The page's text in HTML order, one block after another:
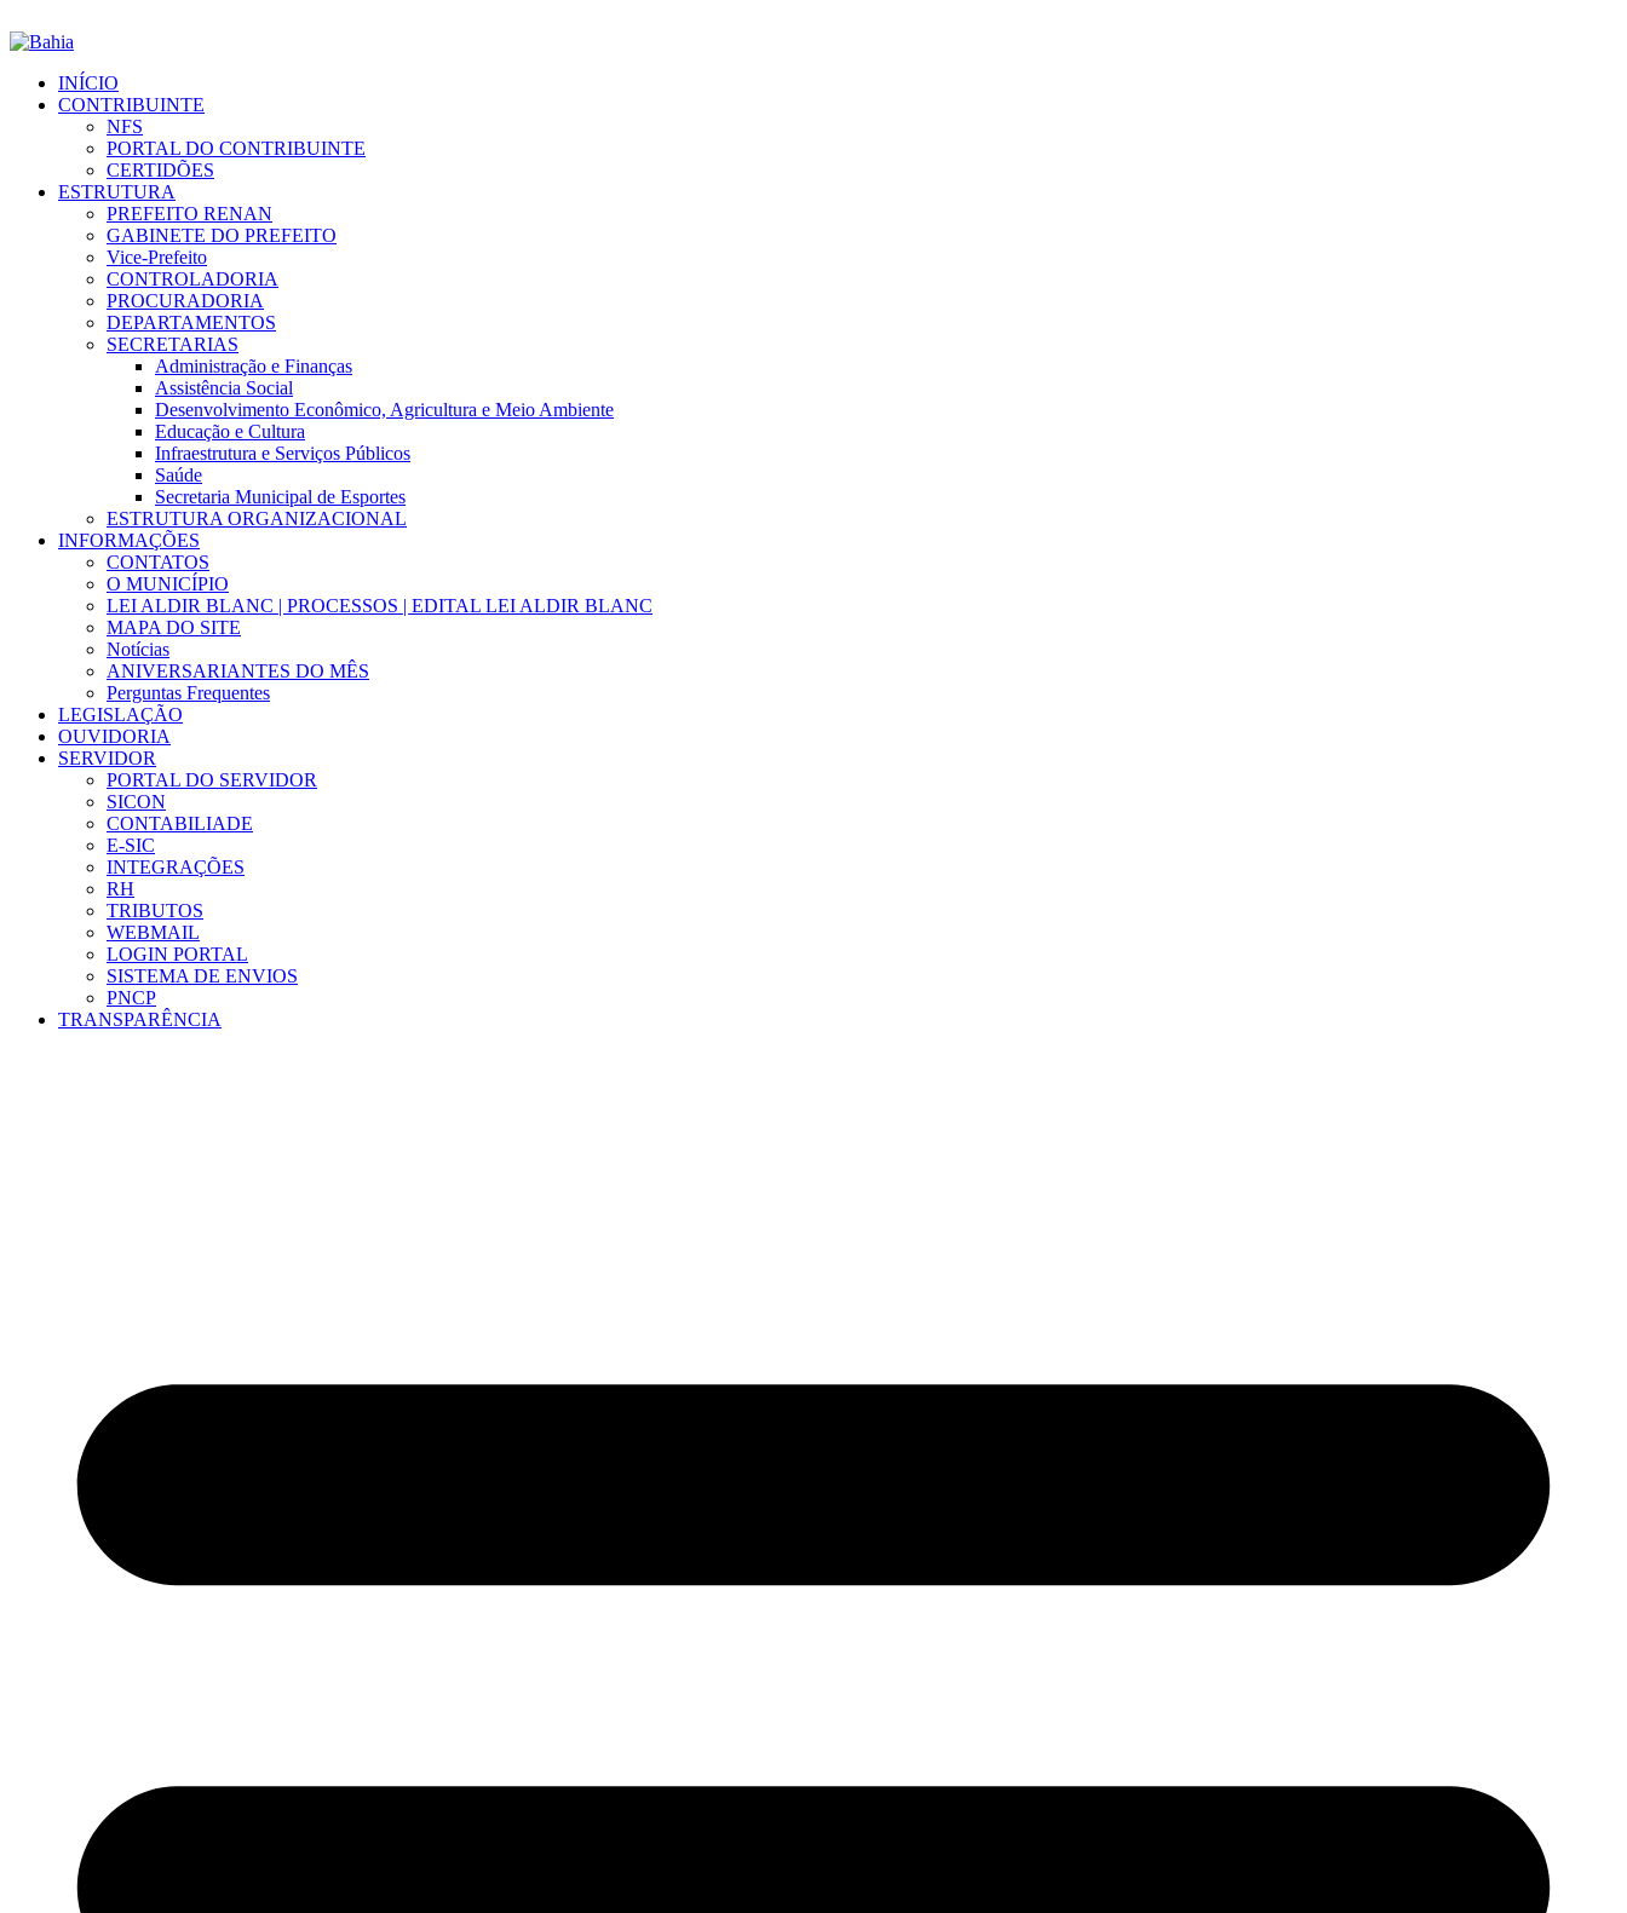
INÍCIO
CONTRIBUINTE
NFS
PORTAL DO CONTRIBUINTE
CERTIDÕES
ESTRUTURA
PREFEITO RENAN
GABINETE DO PREFEITO
Vice-Prefeito
CONTROLADORIA
PROCURADORIA
DEPARTAMENTOS
SECRETARIAS
Administração e Finanças
Assistência Social
Desenvolvimento Econômico, Agricultura e Meio Ambiente
Educação e Cultura
Infraestrutura e Serviços Públicos
Saúde
Secretaria Municipal de Esportes
ESTRUTURA ORGANIZACIONAL
INFORMAÇÕES
CONTATOS
O MUNICÍPIO
LEI ALDIR BLANC | PROCESSOS | EDITAL LEI ALDIR BLANC
MAPA DO SITE
Notícias
ANIVERSARIANTES DO MÊS
Perguntas Frequentes
LEGISLAÇÃO
OUVIDORIA
SERVIDOR
PORTAL DO SERVIDOR
SICON
CONTABILIADE
E-SIC
INTEGRAÇÕES
RH
TRIBUTOS
WEBMAIL
LOGIN PORTAL
SISTEMA DE ENVIOS
PNCP
TRANSPARÊNCIA